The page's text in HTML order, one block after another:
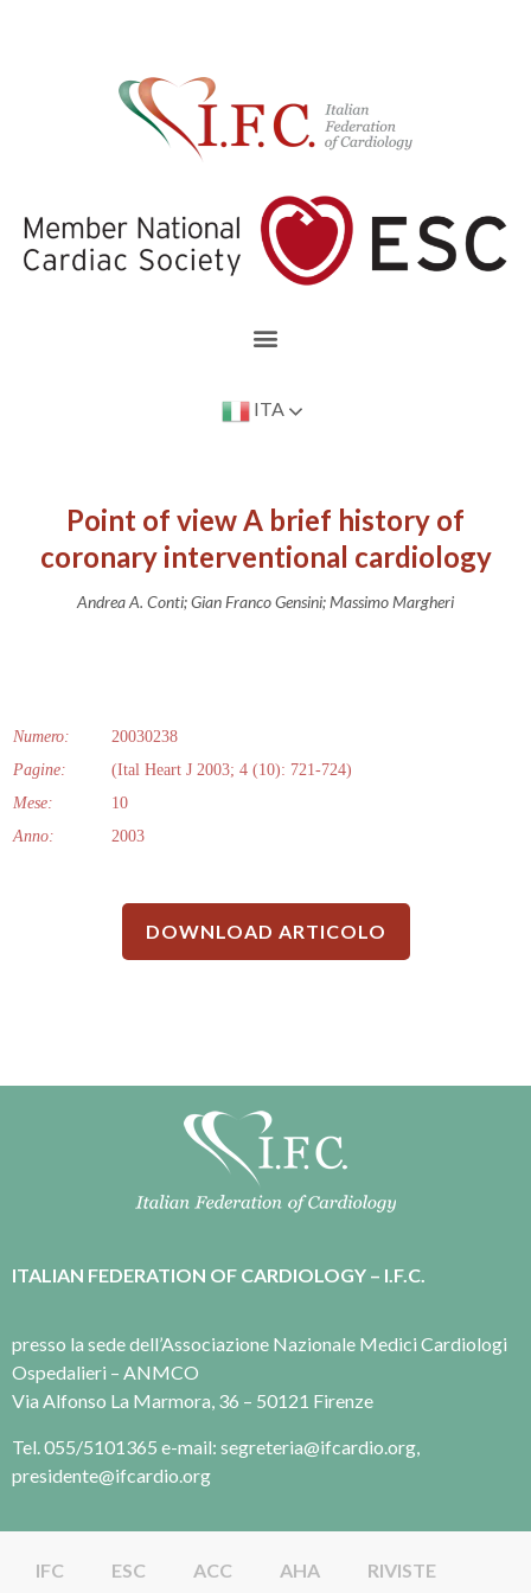
ITA
Point of view A brief history of
coronary interventional cardiology
Andrea A. Conti; Gian Franco Gensini; Massimo Margheri
Numero:
20030238
Pagine:
(Ital Heart J 2003; 4 (10): 721-724)
Mese:
10
Anno:
2003
DOWNLOAD ARTICOLO
ITALIAN FEDERATION OF CARDIOLOGY – I.F.C.
presso la sede dell’Associazione Nazionale Medici Cardiologi
Ospedalieri – ANMCO
Via Alfonso La Marmora, 36 – 50121 Firenze
Tel. 055/5101365 e-mail: segreteria@ifcardio.org,
presidente@ifcardio.org
IFC ESC ACC AHA RIVISTE